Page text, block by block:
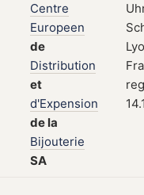
Centre
Europeen
de
Distribution
et
d'Expension
de la
Bijouterie
SA